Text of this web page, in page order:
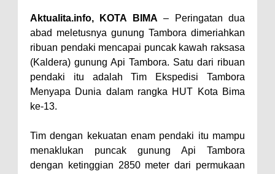
Perairan Sanggar
Perkuat Soliditas-Sinergi,
Kapolres Bima Silaturahmi ke
Kejari dan Kodim 1608
Nobar Piala Dunia Argentina vs
Antusiasnya Warga dan Polisi
Nobar Bareng Laga Prancis vs
Aktualita.info, KOTA BIMA – Peringatan dua
abad meletusnya gunung Tambora dimeriahkan
ribuan pendaki mencapai puncak kawah raksasa
(Kaldera) gunung Api Tambora. Satu dari ribuan
pendaki itu adalah Tim Ekspedisi Tambora
Menyapa Dunia dalam rangka HUT Kota Bima
ke-13.
Tim dengan kekuatan enam pendaki itu mampu
menaklukan puncak gunung Api Tambora
dengan ketinggian 2850 meter dari permukaan